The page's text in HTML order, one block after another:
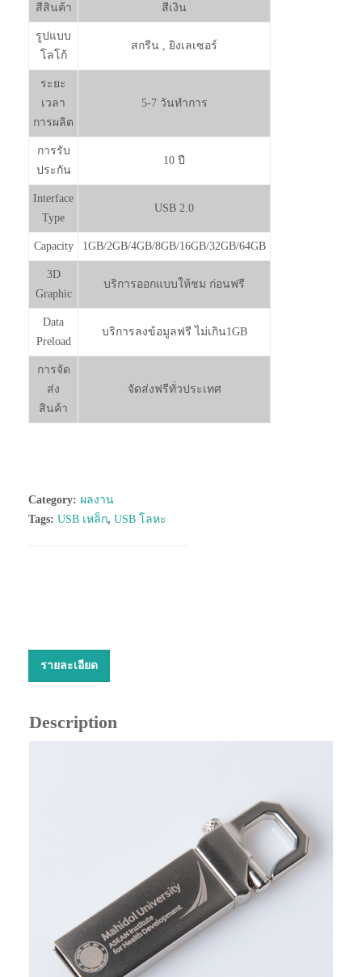
สีสินค้า สีเงิน
รูปแบบ
โลโก้
สกรีน , ยิงเลเซอร์
ระยะ
เวลา
การผลิต
5-7 วันทำการ
การรับ
ประกัน
10 ปี
Interface
Type
USB 2.0
Capacity 1GB/2GB/4GB/8GB/16GB/32GB/64GB
3D
Graphic
บริการออกแบบให้ชม ก่อนฟรี
Data
Preload
บริการลงข้อมูลฟรี ไม่เกิน1GB
การจัด
ส่ง
สินค้า
จัดส่งฟรีทั่วประเทศ
Category: ผลงาน
Tags: USB เหล็ก, USB โลหะ
รายละเอียด
Description